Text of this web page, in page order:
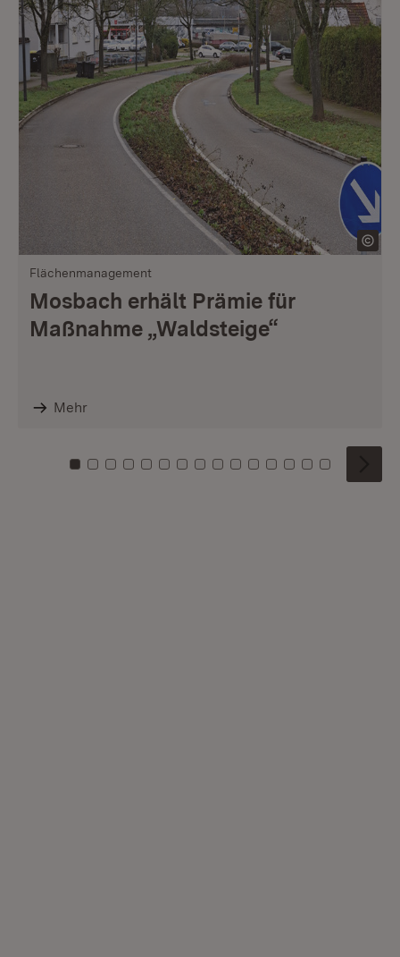
Flächenmanagement
Mosbach erhält Prämie für
Maßnahme „Waldsteige“
Mehr
Zu Kachel: 0
Zu Kachel: 1
Zu Kachel: 2
Zu Kachel: 3
Zu Kachel: 4
Zu Kachel: 5
Zu Kachel: 6
Zu Kachel: 7
Zu Kachel: 8
Zu Kachel: 9
Zu Kachel: 10
Zu Kachel: 11
Zu Kachel: 12
Zu Kachel:
Zu